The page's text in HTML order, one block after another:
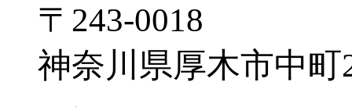
〒243-0018
神奈川県厚木市中町